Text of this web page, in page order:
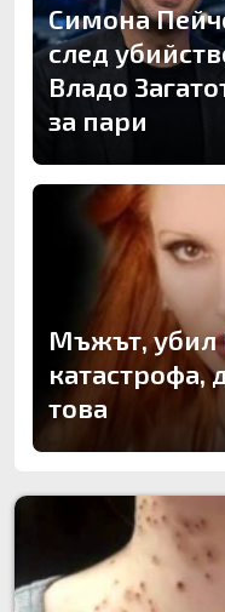
Симона
след
Владо
за пари
Мъжът, убил
катастрофа,
това